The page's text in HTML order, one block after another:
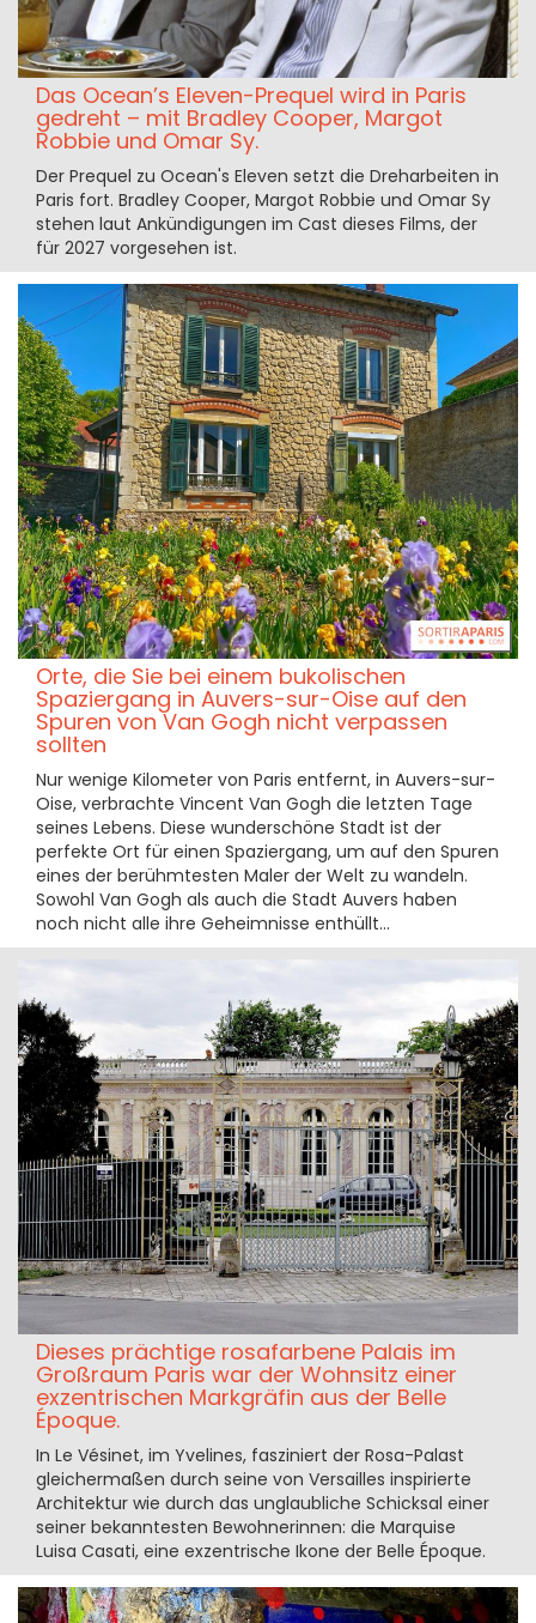
Das Ocean’s Eleven-Prequel wird in Paris
gedreht – mit Bradley Cooper, Margot
Robbie und Omar Sy.
Der Prequel zu Ocean's Eleven setzt die Dreharbeiten in
Paris fort. Bradley Cooper, Margot Robbie und Omar Sy
stehen laut Ankündigungen im Cast dieses Films, der
für 2027 vorgesehen ist.
Orte, die Sie bei einem bukolischen
Spaziergang in Auvers-sur-Oise auf den
Spuren von Van Gogh nicht verpassen
sollten
Nur wenige Kilometer von Paris entfernt, in Auvers-sur-
Oise, verbrachte Vincent Van Gogh die letzten Tage
seines Lebens. Diese wunderschöne Stadt ist der
perfekte Ort für einen Spaziergang, um auf den Spuren
eines der berühmtesten Maler der Welt zu wandeln.
Sowohl Van Gogh als auch die Stadt Auvers haben
noch nicht alle ihre Geheimnisse enthüllt...
Dieses prächtige rosafarbene Palais im
Großraum Paris war der Wohnsitz einer
exzentrischen Markgräfin aus der Belle
Époque.
In Le Vésinet, im Yvelines, fasziniert der Rosa-Palast
gleichermaßen durch seine von Versailles inspirierte
Architektur wie durch das unglaubliche Schicksal einer
seiner bekanntesten Bewohnerinnen: die Marquise
Luisa Casati, eine exzentrische Ikone der Belle Époque.